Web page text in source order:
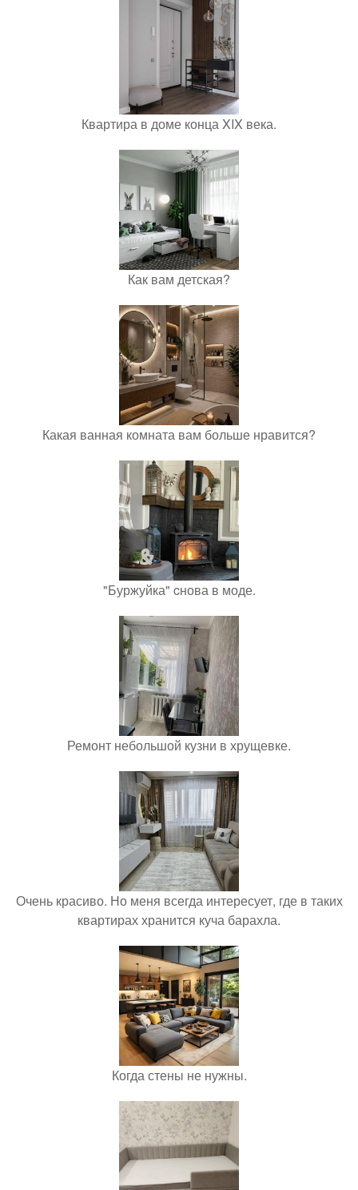
Квартира в доме конца XIX века.
Как вам детская?
Какая ванная комната вам больше нравится?
"Буржуйка" cнова в моде.
Ремонт небольшой кузни в хрущевке.
Очень красиво. Но меня всегда интересует, где в таких
квартирах хранится куча барахла.
Когда стены не нужны.